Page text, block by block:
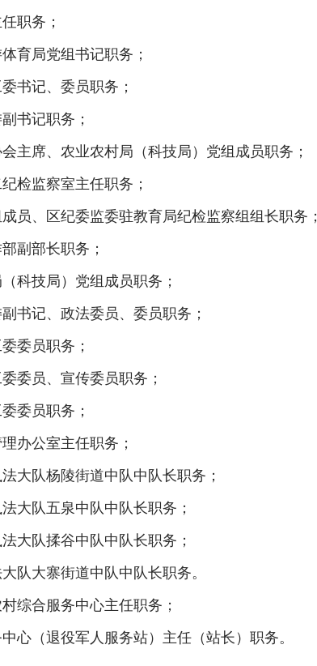
职务；
育局党组书记职务；
书记、委员职务；
书记职务；
主席、农业农村局（科技局）党组成员职务；
检监察室主任职务；
员、区纪委监委驻教育局纪检监察组组长职务；
副部长职务；
科技局）党组成员职务；
书记、政法委员、委员职务；
委员职务；
委员、宣传委员职务；
委员职务；
办公室主任职务；
大队杨陵街道中队中队长职务；
大队五泉中队中队长职务；
大队揉谷中队中队长职务；
队大寨街道中队中队长职务。
综合服务中心主任职务；
心（退役军人服务站）主任（站长）职务。